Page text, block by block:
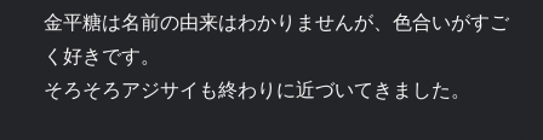
金平糖は名前の由来はわかりませんが、色合いがすご
く好きです。
そろそろアジサイも終わりに近づいてきました。